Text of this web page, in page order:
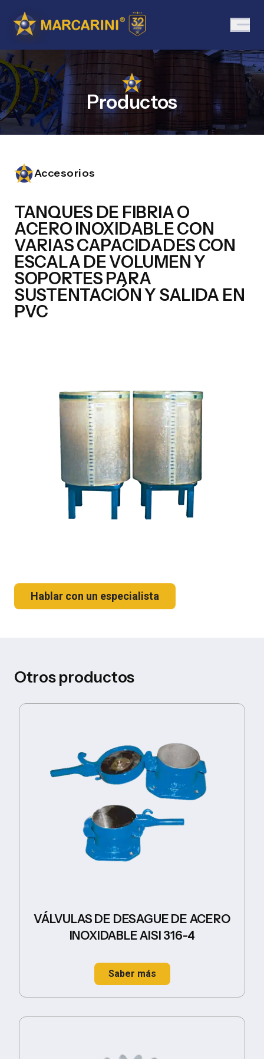
Productos
Accesorios
TANQUES DE FIBRIA O
ACERO INOXIDABLE CON
VARIAS CAPACIDADES CON
ESCALA DE VOLUMEN Y
SOPORTES PARA
SUSTENTACIÓN Y SALIDA EN
PVC
Hablar con un especialista
Otros productos
VÁLVULAS DE DESAGUE DE ACERO
INOXIDABLE AISI 316-4
Saber más